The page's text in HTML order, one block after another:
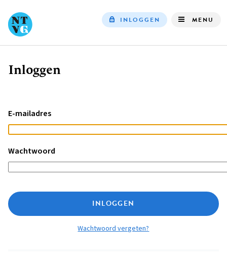
INLOGGEN MENU
Kruimelpad
Inloggen
E-mailadres
Wachtwoord
INLOGGEN
Wachtwoord vergeten?